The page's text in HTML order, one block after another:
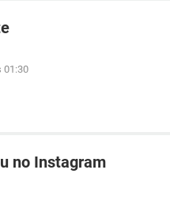
01:30
no Instagram